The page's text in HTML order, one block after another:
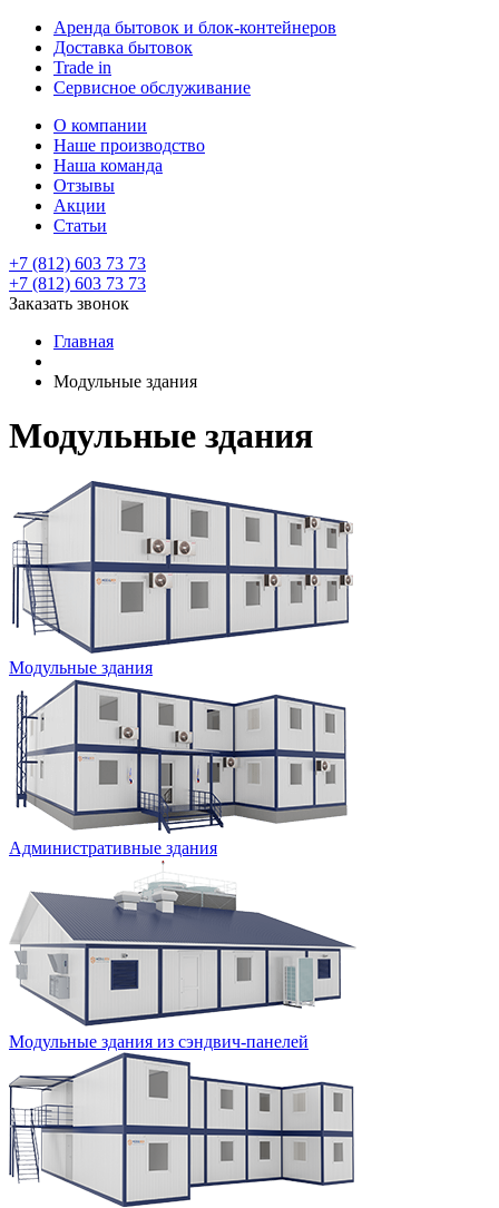
Аренда бытовок и блок-контейнеров
Доставка бытовок
Trade in
Сервисное обслуживание
О компании
Наше производство
Наша команда
Отзывы
Акции
Статьи
+7 (812) 603 73 73
+7 (812) 603 73 73
Заказать звонок
Главная
Модульные здания
Модульные здания
Модульные здания
Административные здания
Модульные здания из сэндвич-панелей